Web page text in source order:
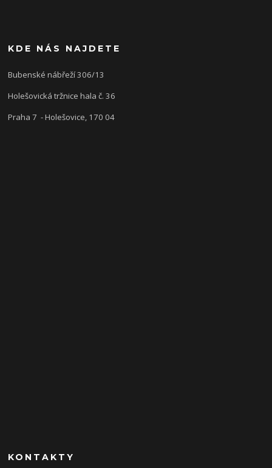
KDE NÁS NAJDETE
Bubenské nábřeží 306/13
Holešovická tržnice hala č. 36
Praha 7 - Holešovice, 170 04
KONTAKTY